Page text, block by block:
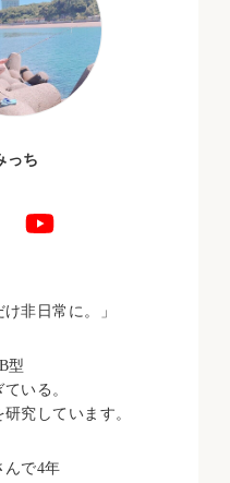
っち
非日常に。」
型
いる。
究しています。
んで4年